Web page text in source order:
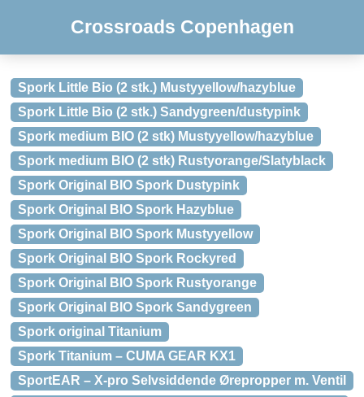
Crossroads Copenhagen
Spork Little Bio (2 stk.) Mustyyellow/hazyblue
Spork Little Bio (2 stk.) Sandygreen/dustypink
Spork medium BIO (2 stk) Mustyyellow/hazyblue
Spork medium BIO (2 stk) Rustyorange/Slatyblack
Spork Original BIO Spork Dustypink
Spork Original BIO Spork Hazyblue
Spork Original BIO Spork Mustyyellow
Spork Original BIO Spork Rockyred
Spork Original BIO Spork Rustyorange
Spork Original BIO Spork Sandygreen
Spork original Titanium
Spork Titanium – CUMA GEAR KX1
SportEAR – X-pro Selvsiddende Ørepropper m. Ventil